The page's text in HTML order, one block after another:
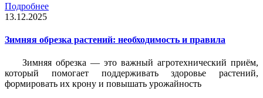
Подробнее
13.12.2025
Зимняя обрезка растений: необходимость и правила
Зимняя обрезка — это важный агротехнический приём,
который помогает поддерживать здоровье растений,
формировать их крону и повышать урожайность